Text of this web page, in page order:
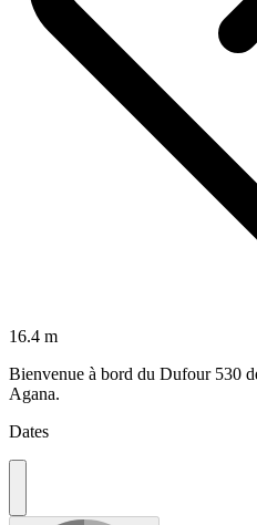
16.4 m
Bienvenue à bord du Dufour 530
Agana.
Dates